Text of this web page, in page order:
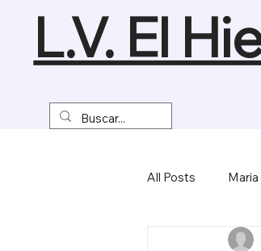
L.V. El
All Posts
Turismo y